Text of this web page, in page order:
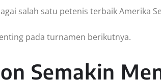
salah satu petenis terbaik Amerika
pada turnamen berikutnya.
Semakin